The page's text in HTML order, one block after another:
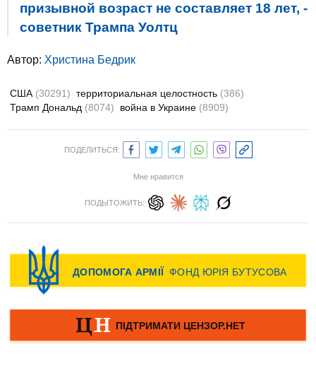
призывной возраст не составляет 18 лет, -
советник Трампа Уолтц
Автор: Христина Бедрик
США (30291) территориальная целостность (386)
Трамп Дональд (8074) война в Украине (8909)
ПОДЕЛИТЬСЯ:
Мне нравится
ПОДЫТОЖИТЬ: